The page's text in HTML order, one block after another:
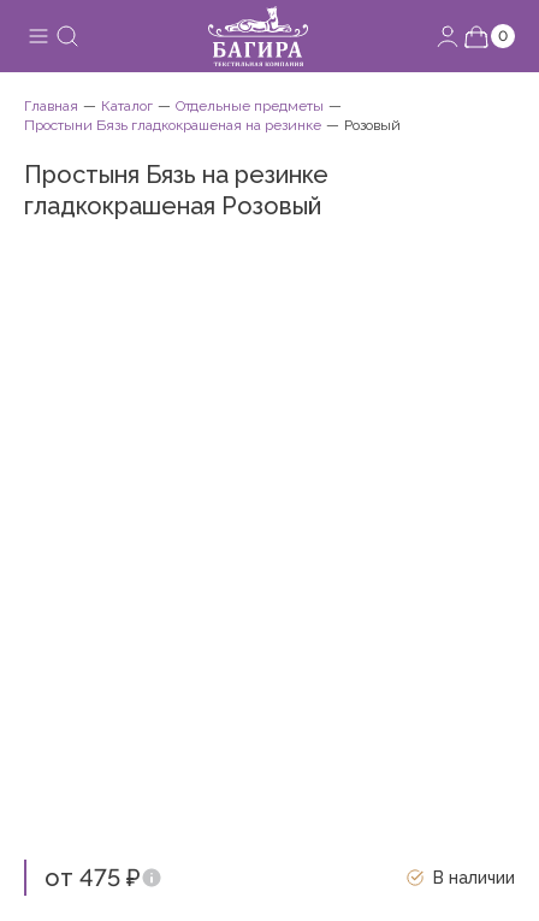
0
Главная Каталог
Отдельные предметы
Простыни Бязь гладкокрашеная на резинке
Розовый
Простыня Бязь на резинке
гладкокрашеная Розовый
от 475 ₽ В наличии